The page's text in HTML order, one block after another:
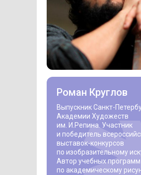
Выпускник Санкт-
Академии Художеств
им. И.Репина. Участник
и победитель
выставок-конкурсов
по изобразительному
Автор учебных программ
по академическому
Роман Круглов